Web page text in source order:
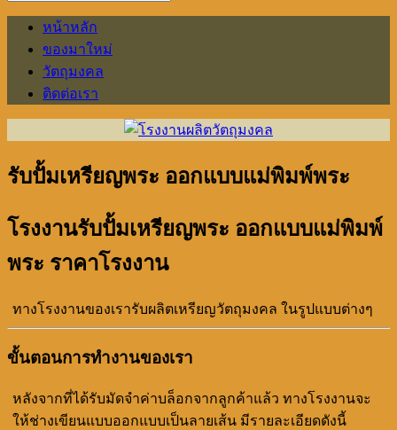
หน้าหลัก
ของมาใหม่
วัตถุมงคล
ติดต่อเรา
รับปั้มเหรียญพระ ออกแบบแม่พิมพ์พระ
โรงงานรับปั้มเหรียญพระ ออกแบบแม่พิมพ์
พระ ราคาโรงงาน
ทางโรงงานของเรารับผลิตเหรียญวัตถุมงคล ในรูปแบบต่างๆ
ขั้นตอนการทำงานของเรา
หลังจากที่ได้รับมัดจำค่าบล็อกจากลูกค้าแล้ว ทางโรงงานจะ
ให้ช่างเขียนแบบออกแบบเป็นลายเส้น มีรายละเอียดดังนี้